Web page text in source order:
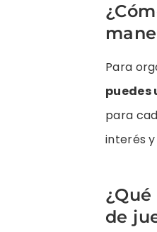
Para
para
interés
de